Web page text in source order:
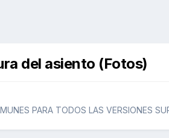
del asiento (Fotos)
PARA TODOS LAS VERSIONES